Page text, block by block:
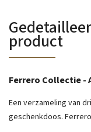
product
Ferrero Collectie -
Een verzameling van
geschenkdoos.